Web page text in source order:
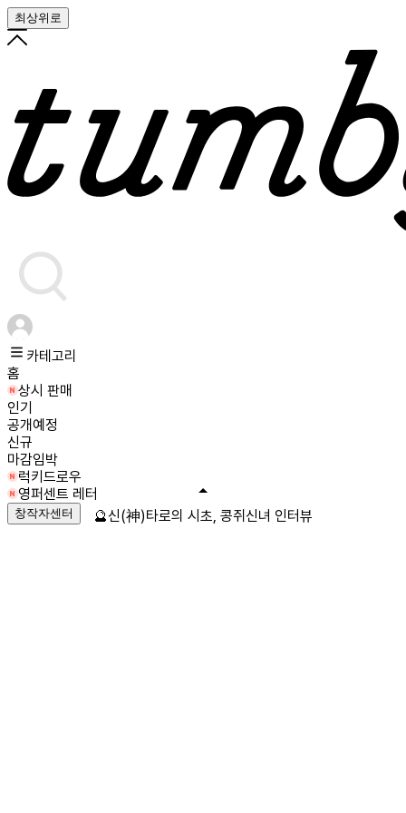
최상위로
카테고리
홈
상시 판매
인기
공개예정
신규
마감임박
럭키드로우
영퍼센트 레터
창작자센터 🔮신(神)타로의 시초, 콩쥐신녀 인터뷰